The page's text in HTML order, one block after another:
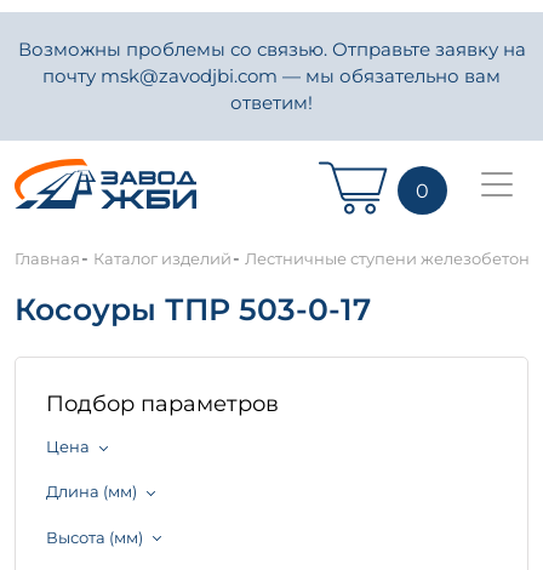
Возможны проблемы со связью. Отправьте заявку на
почту msk@zavodjbi.com — мы обязательно вам
ответим!
0
Главная- Каталог изделий- Лестничные ступени
Косоуры ТПР 503-0-17
Подбор параметров
Цена
Длина (мм)
Высота (мм)